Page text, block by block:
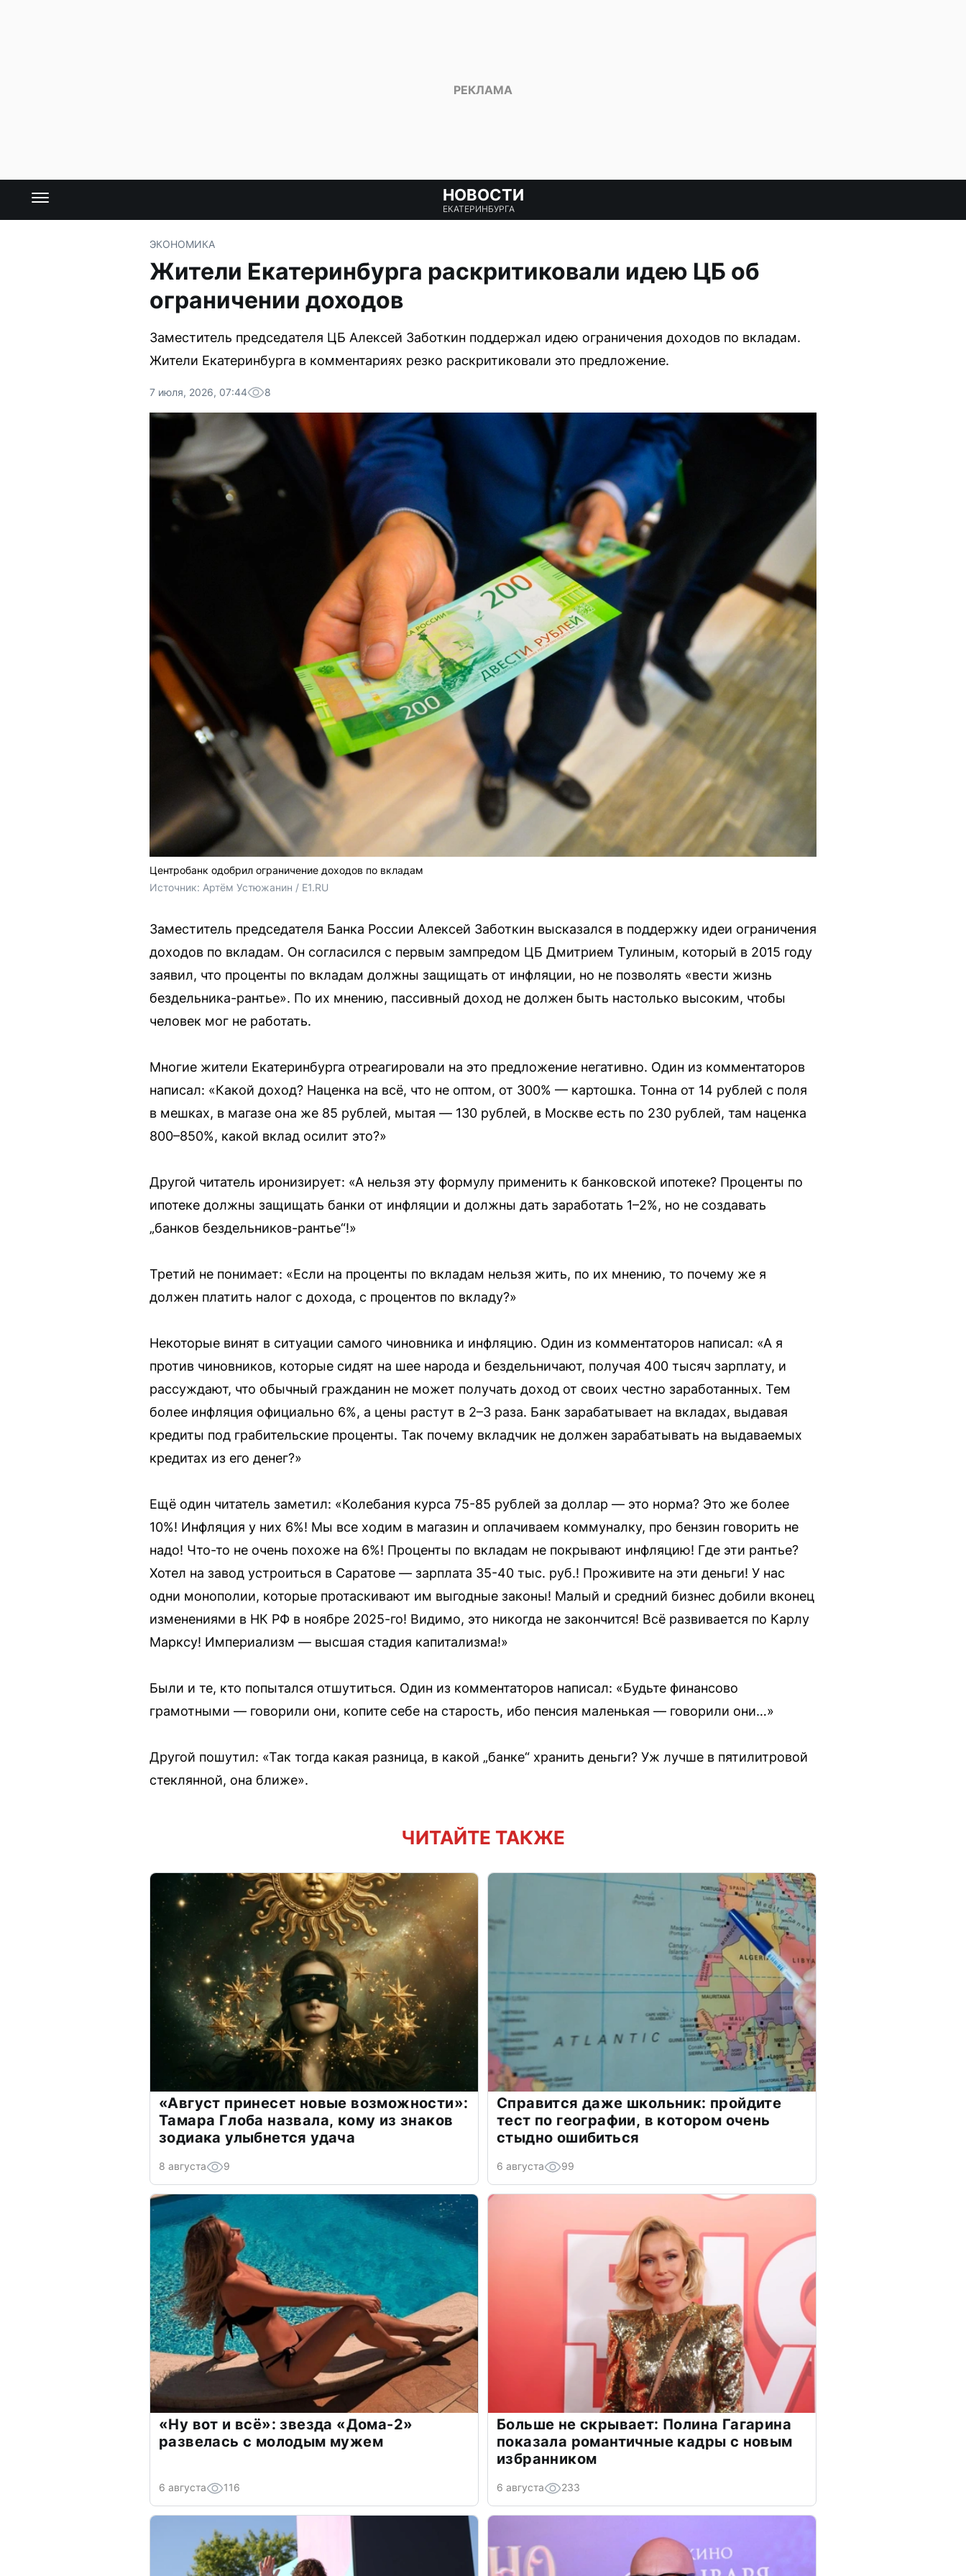
НОВОСТИ
ЕКАТЕРИНБУРГА
ЭКОНОМИКА
Жители Екатеринбурга раскритиковали идею ЦБ об
ограничении доходов
Заместитель председателя ЦБ Алексей Заботкин поддержал идею ограничения доходов по вкладам.
Жители Екатеринбурга в комментариях резко раскритиковали это предложение.
7 июля, 2026, 07:44 8
Центробанк одобрил ограничение доходов по вкладам
Источник: Артём Устюжанин / E1.RU
Заместитель председателя Банка России Алексей Заботкин высказался в поддержку идеи ограничения
доходов по вкладам. Он согласился с первым зампредом ЦБ Дмитрием Тулиным, который в 2015 году
заявил, что проценты по вкладам должны защищать от инфляции, но не позволять «вести жизнь
бездельника-рантье». По их мнению, пассивный доход не должен быть настолько высоким, чтобы
человек мог не работать.
Многие жители Екатеринбурга отреагировали на это предложение негативно. Один из комментаторов
написал: «Какой доход? Наценка на всё, что не оптом, от 300% — картошка. Тонна от 14 рублей с поля
в мешках, в магазе она же 85 рублей, мытая — 130 рублей, в Москве есть по 230 рублей, там наценка
800–850%, какой вклад осилит это?»
Другой читатель иронизирует: «А нельзя эту формулу применить к банковской ипотеке? Проценты по
ипотеке должны защищать банки от инфляции и должны дать заработать 1–2%, но не создавать
„банков бездельников-рантье“!»
Третий не понимает: «Если на проценты по вкладам нельзя жить, по их мнению, то почему же я
должен платить налог с дохода, с процентов по вкладу?»
Некоторые винят в ситуации самого чиновника и инфляцию. Один из комментаторов написал: «А я
против чиновников, которые сидят на шее народа и бездельничают, получая 400 тысяч зарплату, и
рассуждают, что обычный гражданин не может получать доход от своих честно заработанных. Тем
более инфляция официально 6%, а цены растут в 2–3 раза. Банк зарабатывает на вкладах, выдавая
кредиты под грабительские проценты. Так почему вкладчик не должен зарабатывать на выдаваемых
кредитах из его денег?»
Ещё один читатель заметил: «Колебания курса 75-85 рублей за доллар — это норма? Это же более
10%! Инфляция у них 6%! Мы все ходим в магазин и оплачиваем коммуналку, про бензин говорить не
надо! Что-то не очень похоже на 6%! Проценты по вкладам не покрывают инфляцию! Где эти рантье?
Хотел на завод устроиться в Саратове — зарплата 35-40 тыс. руб.! Проживите на эти деньги! У нас
одни монополии, которые протаскивают им выгодные законы! Малый и средний бизнес добили вконец
изменениями в НК РФ в ноябре 2025-го! Видимо, это никогда не закончится! Всё развивается по Карлу
Марксу! Империализм — высшая стадия капитализма!»
Были и те, кто попытался отшутиться. Один из комментаторов написал: «Будьте финансово
грамотными — говорили они, копите себе на старость, ибо пенсия маленькая — говорили они…»
Другой пошутил: «Так тогда какая разница, в какой „банке“ хранить деньги? Уж лучше в пятилитровой
стеклянной, она ближе».
ЧИТАЙТЕ ТАКЖЕ
«Август принесет новые возможности»:
Тамара Глоба назвала, кому из знаков
зодиака улыбнется удача
8 августа 9
Справится даже школьник: пройдите
тест по географии, в котором очень
стыдно ошибиться
6 августа 99
«Ну вот и всё»: звезда «Дома-2»
развелась с молодым мужем
6 августа 116
Больше не скрывает: Полина Гагарина
показала романтичные кадры с новым
избранником
6 августа 233